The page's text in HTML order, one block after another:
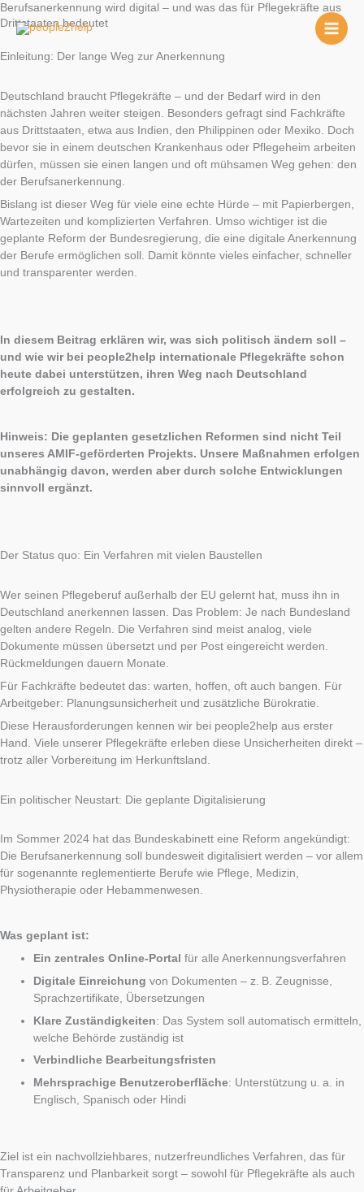
Zum
Inhalt
Berufsanerkennung wird digital – und was das für Pflegekräfte aus
Drittstaaten bedeutet
Einleitung: Der lange Weg zur Anerkennung
Deutschland braucht Pflegekräfte – und der Bedarf wird in den
nächsten Jahren weiter steigen. Besonders gefragt sind Fachkräfte
aus Drittstaaten, etwa aus Indien, den Philippinen oder Mexiko. Doch
bevor sie in einem deutschen Krankenhaus oder Pflegeheim arbeiten
dürfen, müssen sie einen langen und oft mühsamen Weg gehen: den
der Berufsanerkennung.
Bislang ist dieser Weg für viele eine echte Hürde – mit Papierbergen,
Wartezeiten und komplizierten Verfahren. Umso wichtiger ist die
geplante Reform der Bundesregierung, die eine digitale Anerkennung
der Berufe ermöglichen soll. Damit könnte vieles einfacher, schneller
und transparenter werden.
In diesem Beitrag erklären wir, was sich politisch ändern soll –
und wie wir bei people2help internationale Pflegekräfte schon
heute dabei unterstützen, ihren Weg nach Deutschland
erfolgreich zu gestalten.
Hinweis: Die geplanten gesetzlichen Reformen sind nicht Teil
unseres AMIF-geförderten Projekts. Unsere Maßnahmen erfolgen
unabhängig davon, werden aber durch solche Entwicklungen
sinnvoll ergänzt.
Der Status quo: Ein Verfahren mit vielen Baustellen
Wer seinen Pflegeberuf außerhalb der EU gelernt hat, muss ihn in
Deutschland anerkennen lassen. Das Problem: Je nach Bundesland
gelten andere Regeln. Die Verfahren sind meist analog, viele
Dokumente müssen übersetzt und per Post eingereicht werden.
Rückmeldungen dauern Monate.
Für Fachkräfte bedeutet das: warten, hoffen, oft auch bangen. Für
Arbeitgeber: Planungsunsicherheit und zusätzliche Bürokratie.
Diese Herausforderungen kennen wir bei people2help aus erster
Hand. Viele unserer Pflegekräfte erleben diese Unsicherheiten direkt –
trotz aller Vorbereitung im Herkunftsland.
Ein politischer Neustart: Die geplante Digitalisierung
Im Sommer 2024 hat das Bundeskabinett eine Reform angekündigt:
Die Berufsanerkennung soll bundesweit digitalisiert werden – vor allem
für sogenannte reglementierte Berufe wie Pflege, Medizin,
Physiotherapie oder Hebammenwesen.
Was geplant ist:
Ein zentrales Online-Portal für alle Anerkennungsverfahren
Digitale Einreichung von Dokumenten – z. B. Zeugnisse,
Sprachzertifikate, Übersetzungen
Klare Zuständigkeiten: Das System soll automatisch ermitteln,
welche Behörde zuständig ist
Verbindliche Bearbeitungsfristen
Mehrsprachige Benutzeroberfläche: Unterstützung u. a. in
Englisch, Spanisch oder Hindi
Ziel ist ein nachvollziehbares, nutzerfreundliches Verfahren, das für
Transparenz und Planbarkeit sorgt – sowohl für Pflegekräfte als auch